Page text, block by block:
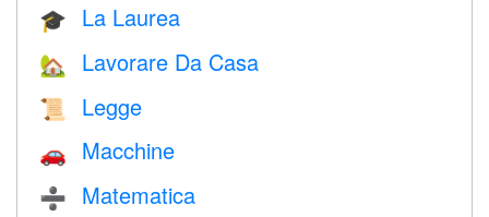
🎓 La Laurea
🏡 Lavorare Da Casa
📜 Legge
🚗 Macchine
➗ Matematica